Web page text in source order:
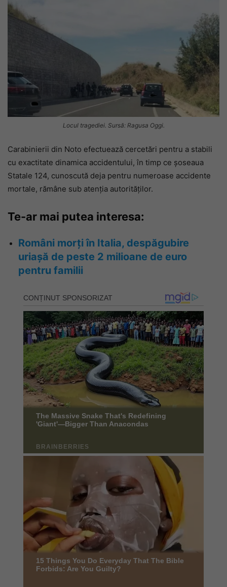
Locul tragediei. Sursă: Ragusa Oggi.
Carabinierii din Noto efectuează cercetări pentru a stabili
cu exactitate dinamica accidentului, în timp ce șoseaua
Statale 124, cunoscută deja pentru numeroase accidente
mortale, rămâne sub atenția autorităților.
Te-ar mai putea interesa:
Români morți în Italia, despăgubire
uriașă de peste 2 milioane de euro
pentru familii